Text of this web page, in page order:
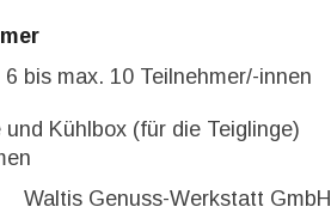
6 bis max. 10 Teilnehmer/-innen
und Kühlbox (für die Teiglinge)
Waltis Genuss-Werkstatt GmbH